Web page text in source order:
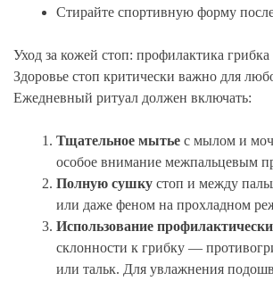
Стирайте спортивную форму
Уход за кожей стоп: профилактика
Здоровье стоп критически важно для
Ежедневный ритуал должен включать:
Тщательное мытье с мылом и
особое внимание межпальцевым
Полную сушку стоп и между
или даже феном на прохладном
Использование
склонности к грибку —
или тальк. Для увлажнения